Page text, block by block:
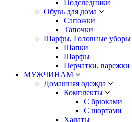
Подследники
Обувь для дома
Сапожки
Тапочки
Шарфы, Головные уборы
Шапки
Шарфы
Перчатки, варежки
МУЖЧИНАМ
Домашняя одежда
Комплекты
С брюками
С шортами
Халаты